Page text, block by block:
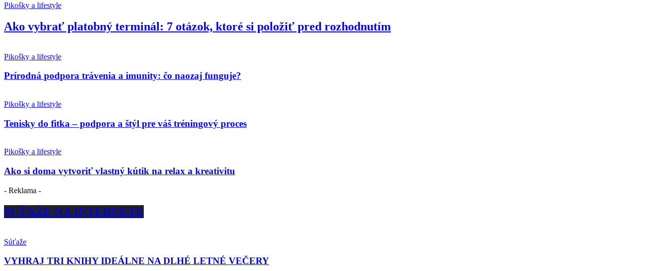
Pikošky a lifestyle
Ako vybrať platobný terminál: 7 otázok, ktoré si položiť pred rozhodnutím
Pikošky a lifestyle
Prírodná podpora trávenia a imunity: čo naozaj funguje?
Pikošky a lifestyle
Tenisky do fitka – podpora a štýl pre váš tréningový proces
Pikošky a lifestyle
Ako si doma vytvoriť vlastný kútik na relax a kreativitu
- Reklama -
SÚŤAŽE NA INTERNETE
Súťaže
VYHRAJ TRI KNIHY IDEÁLNE NA DLHÉ LETNÉ VEČERY